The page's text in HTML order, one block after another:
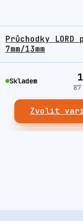
Průchodky LORD
7mm/13mm
Skladem
Zvolit